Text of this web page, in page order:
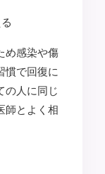
め感染や傷
慣で回復に
の人に同じ
師とよく相